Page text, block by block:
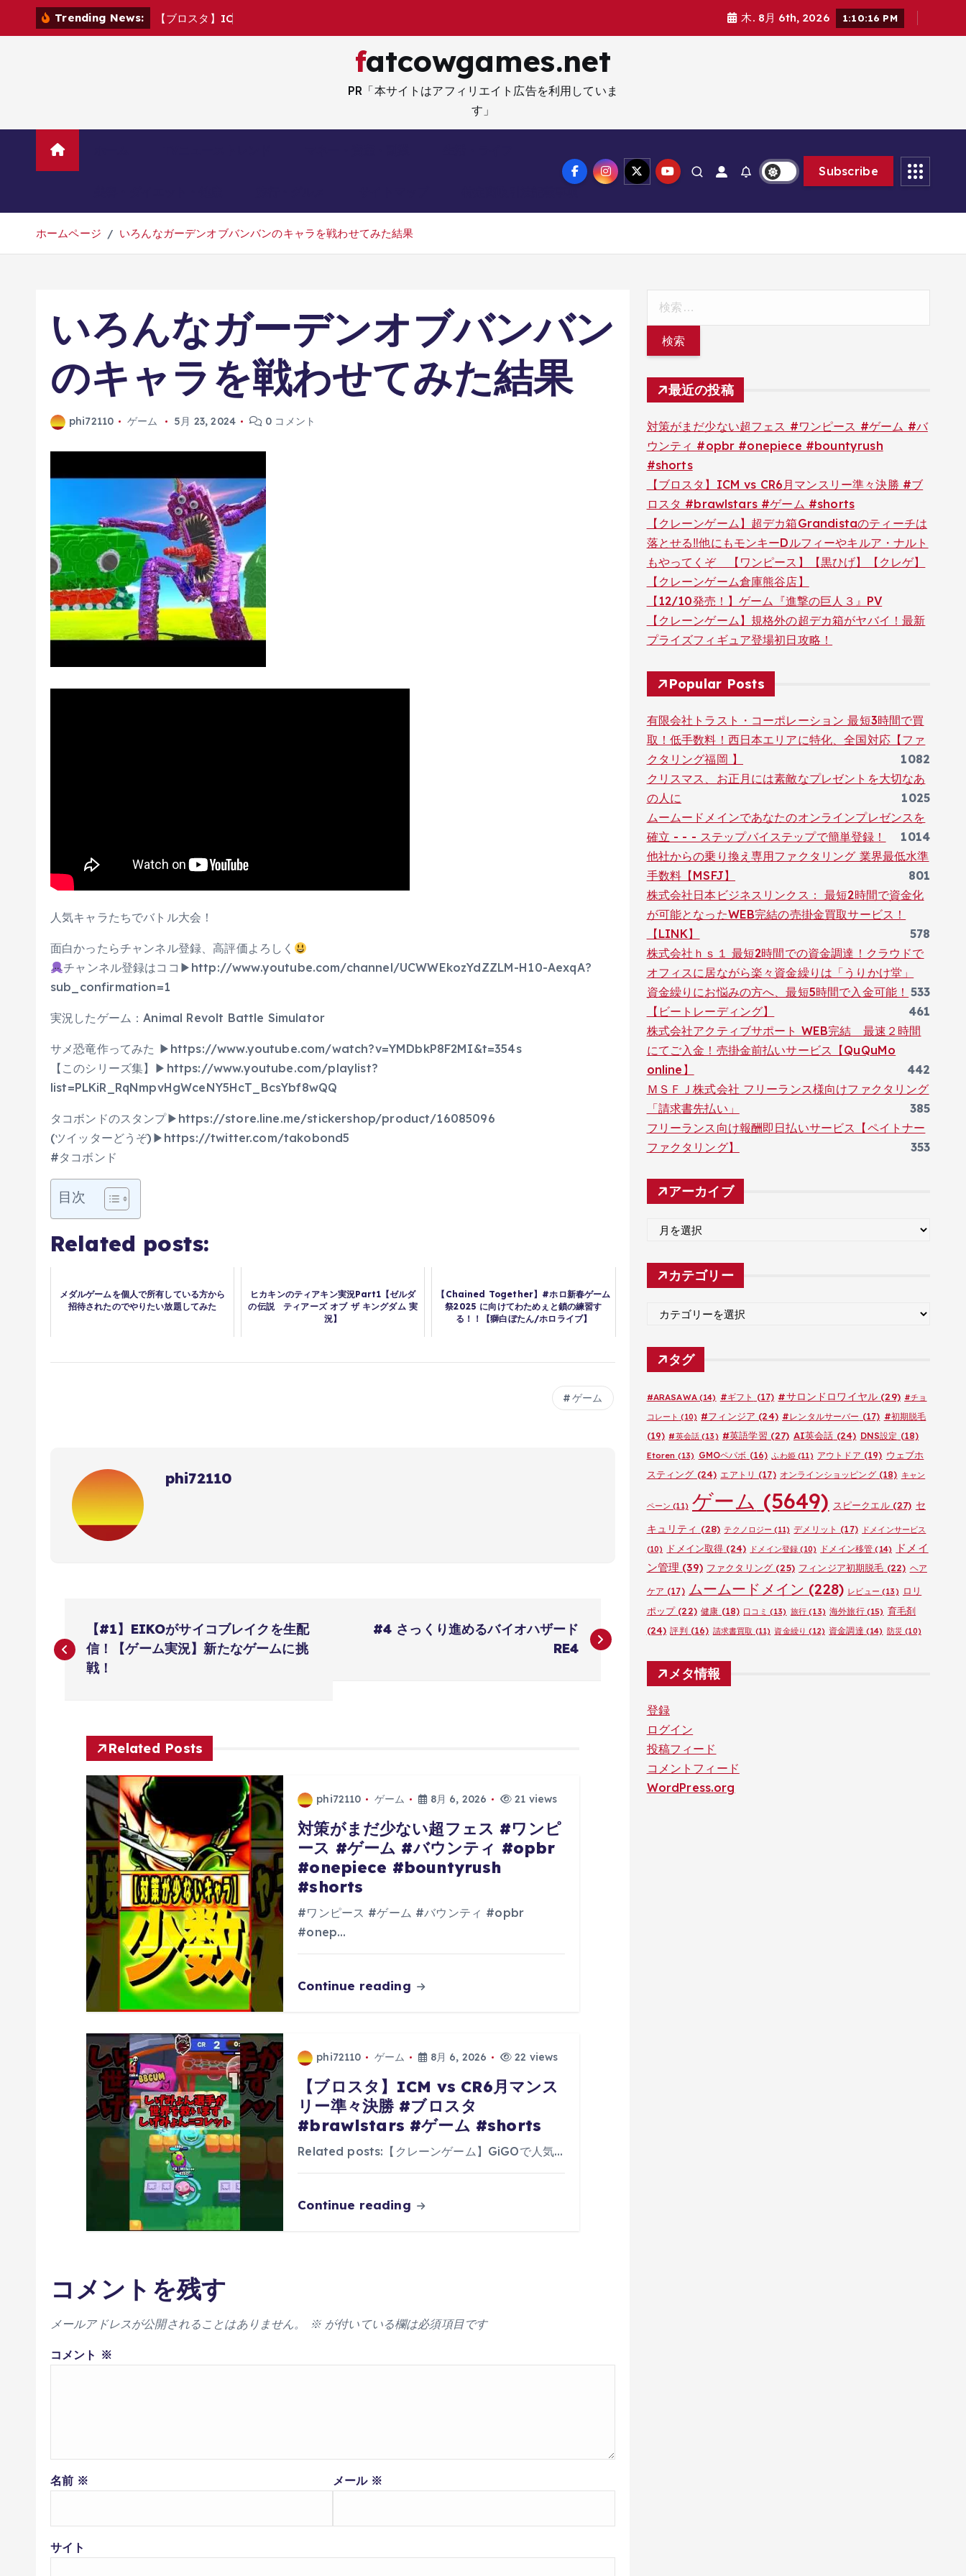
Trending News: 【ブロ ス タ 】 IC 木. 8月 6th, 2026 1:10:17 PM
fatcowgames.net
PR「本サイトはアフィリエイト広告を利用していま
す」
Subscribe
ホームページ いろんなガーデンオブバンバンのキャラを戦わせてみた結果
いろんなガーデンオブバンバン
のキャラを戦わせてみた結果
phi72110 ゲーム 5月 23, 2024 0 コメント
人気キャラたちでバトル大会！
面白かったらチャンネル登録、高評価よろしく
チャンネル登録はココ▶︎http://www.youtube.com/channel/UCWWEkozYdZZLM-H10-AexqA?
sub_confirmation=1
実況したゲーム：Animal Revolt Battle Simulator
サメ恐竜作ってみた ▶︎https://www.youtube.com/watch?v=YMDbkP8F2MI&t=354s
【このシリーズ集】▶︎https://www.youtube.com/playlist?
list=PLKiR_RqNmpvHgWceNY5HcT_BcsYbf8wQQ
タコボンドのスタンプ▶︎https://store.line.me/stickershop/product/16085096
(ツイッターどうぞ)▶︎https://twitter.com/takobond5
#タコボンド
目次
Related posts:
メダルゲームを個人で所有している方から
招待されたのでやりたい放題してみた
ヒカキンのティアキン実況Part1【ゼルダ
の伝説 ティアーズ オブ ザ キングダム 実
況】
【Chained Together】#ホロ新春ゲーム
祭2025 に向けてわためぇと鎖の練習す
る！！【獅白ぼたん/ホロライブ】
ゲーム
phi72110
稿
【#1】EIKOがサイコブレイクを生配
信！【ゲーム実況】新たなゲームに挑
戦！
#4 さっくり進めるバイオハザード
RE4
Related Posts
phi72110 ゲーム 8月 6, 2026 21 views
対策がまだ少ない超フェス #ワンピ
ース #ゲーム #バウンティ #opbr
#onepiece #bountyrush
#shorts
#ワンピース #ゲーム #バウンティ #opbr
#onep…
Continue reading
phi72110 ゲーム 8月 6, 2026 22 views
【ブロスタ】ICM vs CR6月マンス
リー準々決勝 #ブロスタ
#brawlstars #ゲーム #shorts
Related posts:【クレーンゲーム】GiGOで人気…
Continue reading
コメントを残す
メールアドレスが公開されることはありません。 ※が付いている欄は必須項目です
コメント ※
名前 ※ メール ※
サイト
最近の投稿
対策がまだ少ない超フェス #ワンピース #ゲーム #バ
ウンティ #opbr #onepiece #bountyrush
#shorts
【ブロスタ】ICM vs CR6月マンスリー準々決勝 #ブ
ロスタ #brawlstars #ゲーム #shorts
【クレーンゲーム】超デカ箱Grandistaのティーチは
落とせる‼︎他にもモンキーDルフィーやキルア・ナルト
もやってくぞ 【ワンピース】【黒ひげ】【クレゲ】
【クレーンゲーム倉庫熊谷店】
【12/10発売！】ゲーム『進撃の巨人３』PV
【クレーンゲーム】規格外の超デカ箱がヤバイ！最新
プライズフィギュア登場初日攻略！
Popular Posts
有限会社トラスト・コーポレーション 最短3時間で買
取！低手数料！西日本エリアに特化、全国対応【ファ
クタリング福岡 】
1082
クリスマス、お正月には素敵なプレゼントを大切なあ
の人に
1025
ムームードメインであなたのオンラインプレゼンスを
確立 - - - ステップバイステップで簡単登録！
1014
他社からの乗り換え専用ファクタリング 業界最低水準
手数料【MSFJ】
801
株式会社日本ビジネスリンクス： 最短2時間で資金化
が可能となったWEB完結の売掛金買取サービス！
【LINK】
578
株式会社ｈｓ１ 最短2時間での資金調達！クラウドで
オフィスに居ながら楽々資金繰りは「うりかけ堂」
533
資金繰りにお悩みの方へ、最短5時間で入金可能！
【ビートレーディング】
461
株式会社アクティブサポート WEB完結 最速２時間
にてご入金！売掛金前払いサービス【QuQuMo
online】
442
ＭＳＦＪ株式会社 フリーランス様向けファクタリング
「請求書先払い」
385
フリーランス向け報酬即日払いサービス【ペイトナー
ファクタリング】
353
アーカイブ
カ
イ
カテゴリー
ゴ
リ
タグ
#ARASAWA(14) #ギフト (17) #サロンドロワイヤル (29) #チョ
コレート (10) #フィンジア (24) #レンタルサーバー (17) #初期脱毛
(19) #英会話 (13) #英語学習 (27) AI英会話 (24) DNS設定 (18)
Etoren (13) GMOペパボ (16) ふわ姫(11) アウトドア (19) ウェブホ
スティング (24) エアトリ (17) オンラインショッピング(18) キャン
ペーン (11) ゲーム (5649) スピークエル(27) セ
キュリティ (28) テクノロジー (11) デメリット (17)
ドメインサービス
(10)
ドメイン取得 (24) ドメイン登録 (10) ドメイン移管 (14)
ドメイ
ン管理 (39) ファクタリング (25) フィンジア初期脱毛 (22) ヘア
ケア (17) ムームードメイン (228) レビュー (13) ロリ
ポップ(22) 健康 (18) 口コミ (13) 旅行 (13) 海外旅行(15) 育毛剤
(24) 評判 (16) 請求書買取 (11) 資金繰り (12) 資金調達 (14) 防災 (10)
メタ情報
登録
ログイン
投稿フィード
コメントフィード
WordPress.org